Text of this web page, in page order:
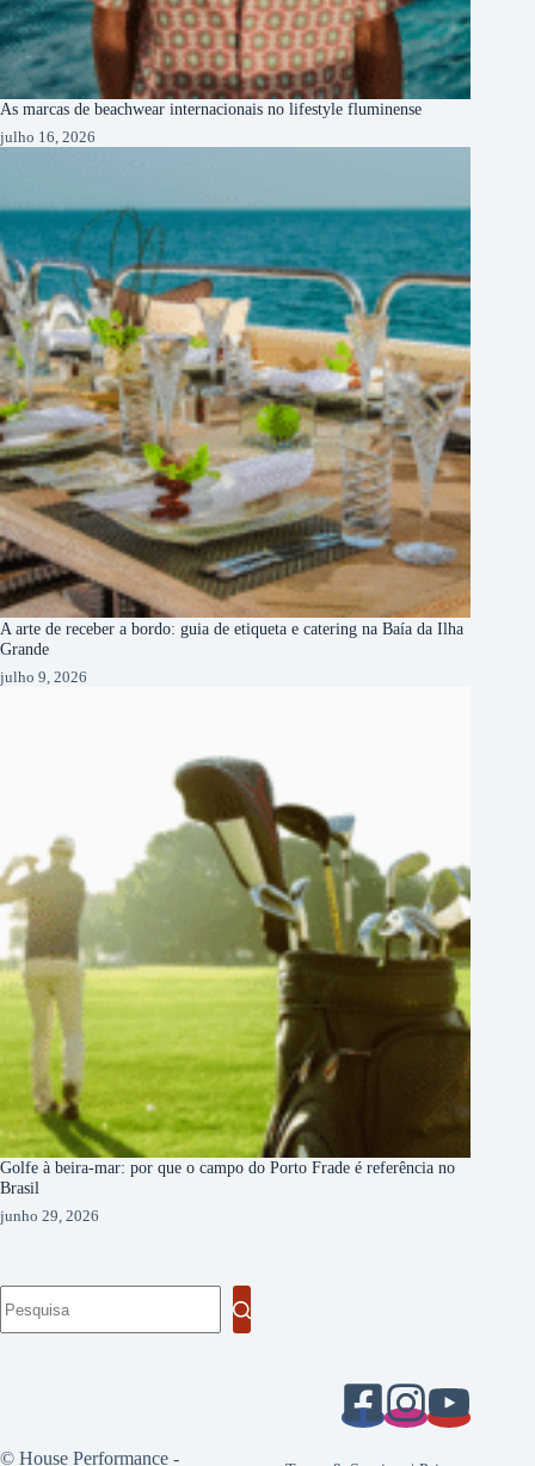
As marcas de beachwear internacionais no lifestyle fluminense
julho 16, 2026
A arte de receber a bordo: guia de etiqueta e catering na Baía da Ilha
Grande
julho 9, 2026
Golfe à beira-mar: por que o campo do Porto Frade é referência no
Brasil
junho 29, 2026
© House Performance -